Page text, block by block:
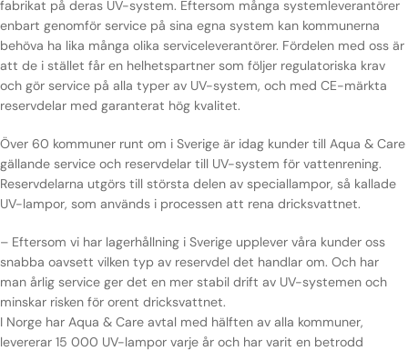
fabrikat på deras UV-system. Eftersom många systemleverantörer
enbart genomför service på sina egna system kan kommunerna
behöva ha lika många olika serviceleverantörer. Fördelen med oss är
att de i stället får en helhetspartner som följer regulatoriska krav
och gör service på alla typer av UV-system, och med CE-märkta
reservdelar med garanterat hög kvalitet.
Över 60 kommuner runt om i Sverige är idag kunder till Aqua & Care
gällande service och reservdelar till UV-system för vattenrening.
Reservdelarna utgörs till största delen av speciallampor, så kallade
UV-lampor, som används i processen att rena dricksvattnet.
– Eftersom vi har lagerhållning i Sverige upplever våra kunder oss
snabba oavsett vilken typ av reservdel det handlar om. Och har
man årlig service ger det en mer stabil drift av UV-systemen och
minskar risken för orent dricksvattnet.
I Norge har Aqua & Care avtal med hälften av alla kommuner,
levererar 15 000 UV-lampor varje år och har varit en betrodd